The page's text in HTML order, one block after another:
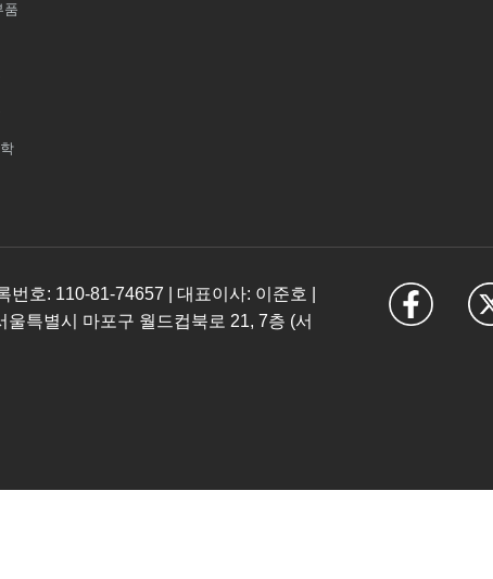
품
호: 110-81-74657 | 대표이사: 이준호 |
특별시 마포구 월드컵북로 21, 7층 (서